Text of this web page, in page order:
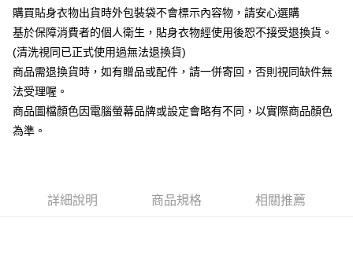
7-11付款取貨
每筆NT$65，滿NT$599(含以上)免運費
宅配
每筆NT$80，滿NT$599(含以上)免運費
購買貼身衣物出貨時外包裝袋不會標示內容物，請安心選購
基於保障消費者的個人衛生，貼身衣物經使用後恕不接受退換貨。
(清洗視同已正式使用過無法退換貨)
商品需退換貨時，如有贈品或配件，請一併寄回，否則視同缺件無
法受理喔。
商品圖檔顏色因電腦螢幕品牌或設定會略有不同，以實際商品顏色
為準。
詳細說明 商品規格 相關推薦